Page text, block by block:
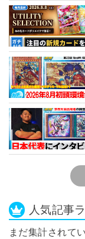
人気記事
まだ集計されて